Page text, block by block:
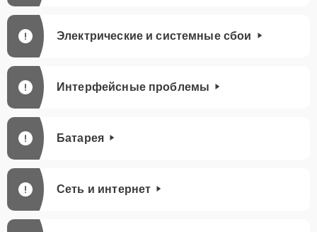
Электрические и системные сбои
Интерфейсные проблемы
Батарея
Сеть и интернет